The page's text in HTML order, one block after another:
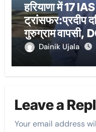
हरियाणा में 17
ट्रांसफर:प्रदीप
गुरुग्राम वापसी,
बनायाDainik Ujala
Leave a
Your email address